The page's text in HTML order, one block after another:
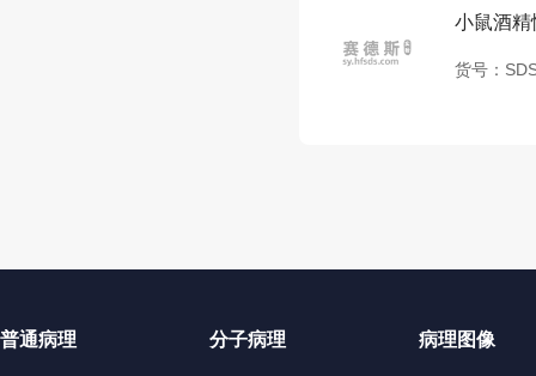
小鼠酒精
货号：
普通病理 分子病理 病理图像